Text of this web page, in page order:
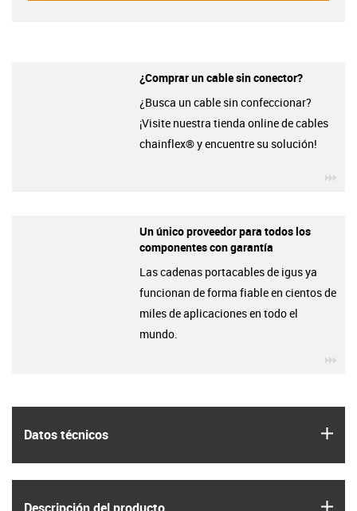
Datos técnicos
¿Comprar un cable sin conector?
¿Busca un cable sin confeccionar?
¡Visite nuestra tienda online de cables
chainflex® y encuentre su solución!
Un único proveedor para todos los
componentes con garantía
Las cadenas portacables de igus ya
funcionan de forma fiable en cientos de
miles de aplicaciones en todo el
mundo.